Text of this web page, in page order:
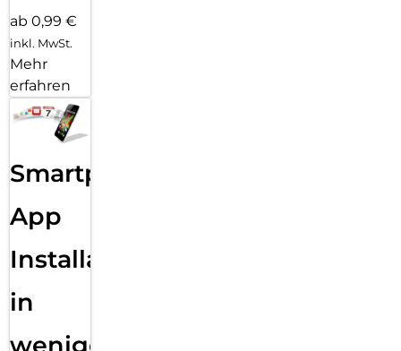
ab 0,99 €
inkl. MwSt.
Mehr
erfahren
Smartphone
App
Installation
in
wenigen